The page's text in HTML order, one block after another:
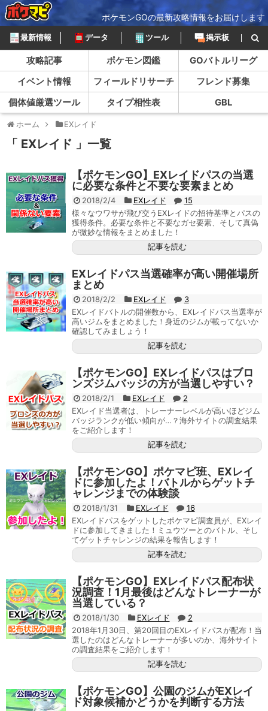
ポケモンGOの最新攻略情報をお届けします
最新情報 データ ツール 掲示板
攻略記事 ポケモン図鑑
GOバトルリーグ
イベント情報
フィールドリサーチ
フレンド募集
個体値厳選ツール
タイプ相性表 GBL
ホーム EXレイド
「 EXレイド 」一覧
【ポケモンGO】EXレイドパスの当選
に必要な条件と不要な要素まとめ
2018/2/4 EXレイド
15
様々なウワサが飛び交うEXレイドの招待基準とパスの
獲得条件。必要な条件と不要なガセ要素、そして真偽
が微妙な情報をまとめました！
記事を読む
EXレイドパス当選確率が高い開催場所
まとめ
2018/2/2 EXレイド
3
EXレイドバトルの開催数から、EXレイドパス当選率が
高いジムをまとめました！身近のジムが載ってないか
確認してみましょう！
記事を読む
【ポケモンGO】EXレイドパスはブロ
ンズジムバッジの方が当選しやすい？
2018/2/1 EXレイド
2
EXレイド当選者は、トレーナーレベルが高いほどジム
バッジランクが低い傾向が…？海外サイトの調査結果
をご紹介します！
記事を読む
【ポケモンGO】ポケマピ班、EXレイ
ドに参加したよ！バトルからゲットチ
ャレンジまでの体験談
2018/1/31 EXレイド
16
EXレイドパスをゲットしたポケマピ調査員が、EXレイ
ドに参加してきました！ミュウツーとのバトル、そし
てゲットチャレンジの結果を報告します！
記事を読む
【ポケモンGO】EXレイドパス配布状
況調査！1月最後はどんなトレーナーが
当選している？
2018/1/30 EXレイド
2
2018年1月30日、第20回目のEXレイドパスが配布！当
選したのはどんなトレーナーが多いのか、海外サイト
の調査結果をご紹介します！
記事を読む
【ポケモンGO】公園のジムがEXレイ
ド対象候補かどうかを判断する方法